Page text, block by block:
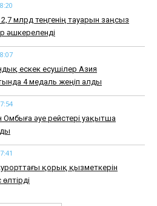
млрд теңгенің тауарын заңсыз
әшкереленді
ескек есушілер Азия
4 медаль жеңіп алды
Омбыға әуе рейстері уақытша
қорық қызметкерін